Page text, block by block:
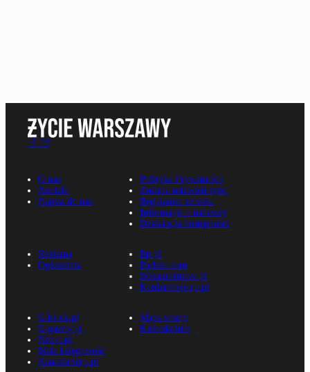
O nas
Kontakt
Napisz do nas
Polityka Prywatności
Zmiana ustawień zgód
Regulamin serwisu
Informacje o nadawcy
Deklaracja dostępności
Reklama
Ogłoszenia
Rp.pl
Parkiet.com
Wiescirolnicze.pl
Konferencje.rp.pl
E-kiosk.pl
E-gazety.pl
Nexto.pl
Mała księgowość
Kancelarierp.pl
Mapa strony
Kalendarium